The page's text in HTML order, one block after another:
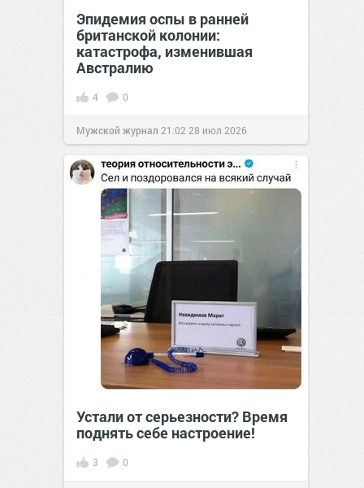
Эпидемия оспы в ранней
британской колонии:
катастрофа, изменившая
Австралию
4 0
Мужской журнал 21:02 28 июл 2026
Устали от серьезности? Время
поднять себе настроение!
3 0